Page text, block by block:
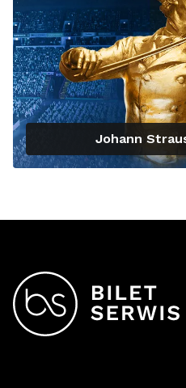
Johann